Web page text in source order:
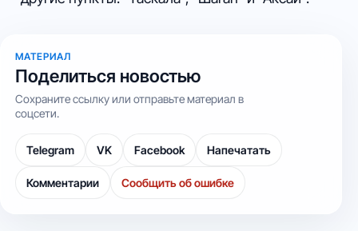
МАТЕРИАЛ
Поделиться новостью
Сохраните ссылку или отправьте материал в
соцсети.
Telegram VK Facebook Напечатать
Комментарии Сообщить об ошибке